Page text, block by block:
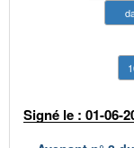
Signé le : 01-06-